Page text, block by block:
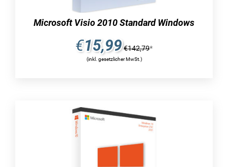
die hauptfunktionalität des visio 2019 besteht
hilfe dieser anwendung ist es möglich,
diagramme unterschiedlicher art zu erstellen.
unternehmen zugeschnitten. zusätzlich sind bei
der diagrammerstellung branchenspezifische
standards zu beachten. mit microsoft visio
professional 2019 können diese standards
Microsoft Visio 2010 Standard Windows
€15,99€142,79*
(inkl. gesetzlicher MwSt.)